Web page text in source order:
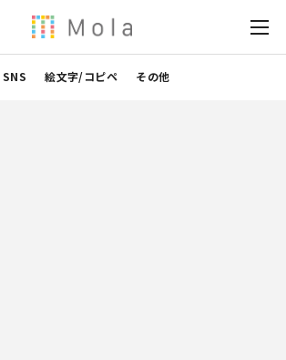
SNS 絵文字/コピペ その他